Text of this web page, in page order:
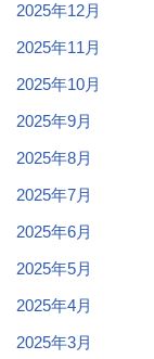
2025年12月
2025年11月
2025年10月
2025年9月
2025年8月
2025年7月
2025年6月
2025年5月
2025年4月
2025年3月